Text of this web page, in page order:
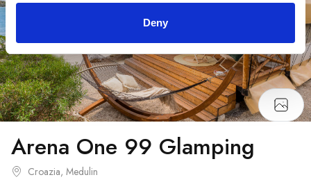
Deny
Arena One 99 Glamping
Croazia, Medulin